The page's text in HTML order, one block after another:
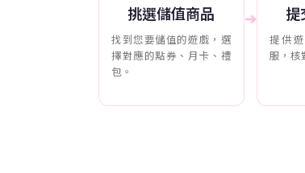
挑選儲值商品
找到您要儲值的遊戲，選
擇對應的點券、月卡、禮
包。
➔ 提
提供
服，核